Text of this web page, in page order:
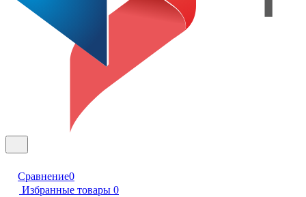
Сравнение0
Избранные товары 0